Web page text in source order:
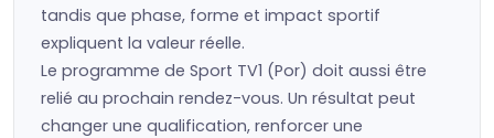
tandis que phase, forme et impact sportif
expliquent la valeur réelle.
Le programme de Sport TV1 (Por) doit aussi être
relié au prochain rendez-vous. Un résultat peut
changer une qualification, renforcer une